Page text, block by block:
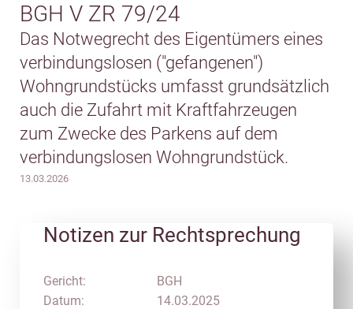
BGH V ZR 79/24
Das Notwegrecht des Eigentümers eines
verbindungslosen ("gefangenen")
Wohngrundstücks umfasst grundsätzlich
auch die Zufahrt mit Kraftfahrzeugen
zum Zwecke des Parkens auf dem
verbindungslosen Wohngrundstück.
13.03.2026
Notizen zur Rechtsprechung
Gericht:
Datum:
BGH
14.03.2025